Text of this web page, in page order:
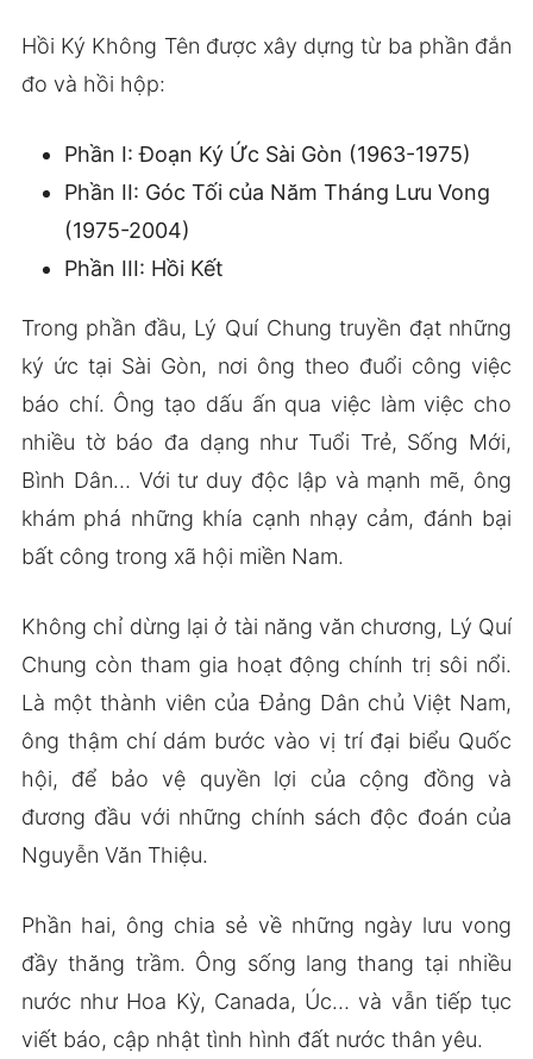
Hồi Ký Không Tên được xây dựng từ ba phần đắn
đo và hồi hộp:
Phần I: Đoạn Ký Ức Sài Gòn (1963-1975)
Phần II: Góc Tối của Năm Tháng Lưu Vong
(1975-2004)
Phần III: Hồi Kết
Trong phần đầu, Lý Quí Chung truyền đạt những
ký ức tại Sài Gòn, nơi ông theo đuổi công việc
báo chí. Ông tạo dấu ấn qua việc làm việc cho
nhiều tờ báo đa dạng như Tuổi Trẻ, Sống Mới,
Bình Dân… Với tư duy độc lập và mạnh mẽ, ông
khám phá những khía cạnh nhạy cảm, đánh bại
bất công trong xã hội miền Nam.
Không chỉ dừng lại ở tài năng văn chương, Lý Quí
Chung còn tham gia hoạt động chính trị sôi nổi.
Là một thành viên của Đảng Dân chủ Việt Nam,
ông thậm chí dám bước vào vị trí đại biểu Quốc
hội, để bảo vệ quyền lợi của cộng đồng và
đương đầu với những chính sách độc đoán của
Nguyễn Văn Thiệu.
Phần hai, ông chia sẻ về những ngày lưu vong
đầy thăng trầm. Ông sống lang thang tại nhiều
nước như Hoa Kỳ, Canada, Úc… và vẫn tiếp tục
viết báo, cập nhật tình hình đất nước thân yêu.